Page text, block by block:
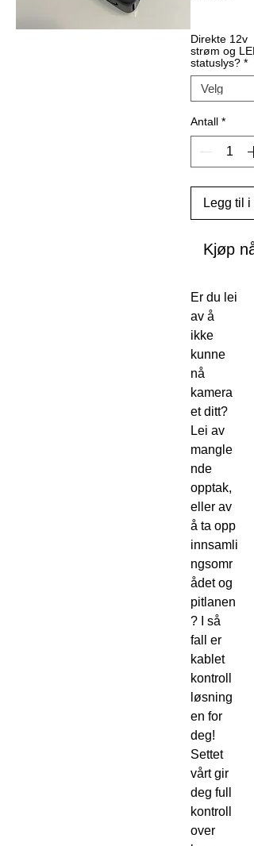
Direkte 12v
strøm og
statuslys? *
Antall *
Legg til i
Kjøp nå
Er du lei
av å
ikke
kunne
nå
kamera
et ditt?
Lei av
mangle
nde
opptak,
eller av
å ta opp
innsamli
ngsomr
ådet og
pitlanen
? I så
fall er
kablet
kontroll
løsning
en for
deg!
Settet
vårt gir
deg full
kontroll
over